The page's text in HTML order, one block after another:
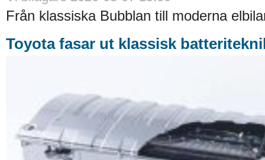
Från klassiska Bubblan till moderna
Toyota fasar ut klassisk